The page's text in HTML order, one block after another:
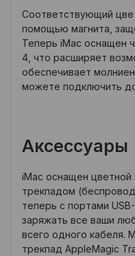
Соответствующий
помощью магнита,
Теперь iMac оснащен
4, что расширяет
обеспечивает
можете подключить
Аксессуары
iMac оснащен
трекпадом
теперь с портами
заряжать все ваши
всего одного кабеля.
трекпад AppleMagic